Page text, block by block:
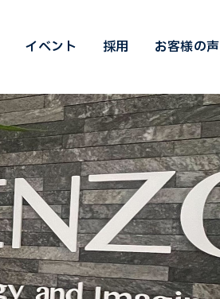
イベント 採用 お客様の声